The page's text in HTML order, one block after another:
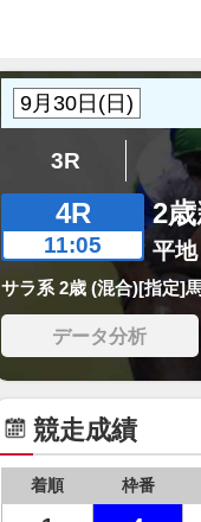
3R
4R
11:05
2
平
サラ系 2歳 (混合)[指定]
データ分析
競走成績
着順 枠番